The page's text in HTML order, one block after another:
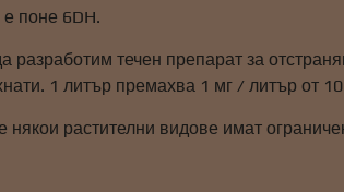
е поне 6DH.
разработим течен препарат за
1 литър премахва 1 мг / литър от
растителни видове имат